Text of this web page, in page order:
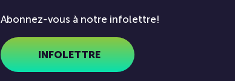
Abonnez-vous à notre infolettre!
INFOLETTRE